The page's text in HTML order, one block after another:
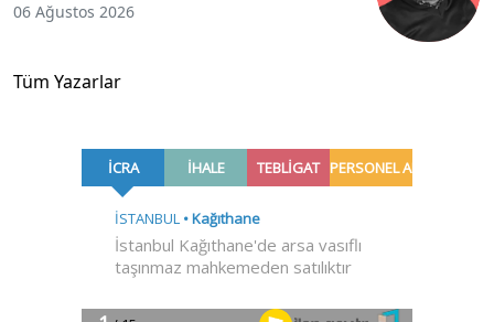
06 Ağustos 2026
Tüm Yazarlar